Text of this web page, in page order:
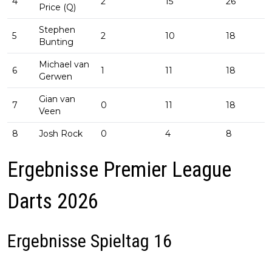
Price (Q)
5
Stephen
Bunting
2 10 18
6
Michael van
Gerwen
1 11 18
7
Gian van
Veen
0 11 18
8 Josh Rock 0 4 8
Ergebnisse Premier League
Darts 2026
Ergebnisse Spieltag 16